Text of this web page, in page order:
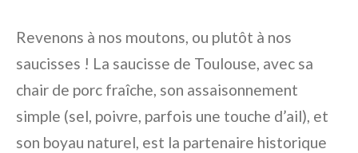
Revenons à nos moutons, ou plutôt à nos
saucisses ! La saucisse de Toulouse, avec sa
chair de porc fraîche, son assaisonnement
simple (sel, poivre, parfois une touche d’ail), et
son boyau naturel, est la partenaire historique